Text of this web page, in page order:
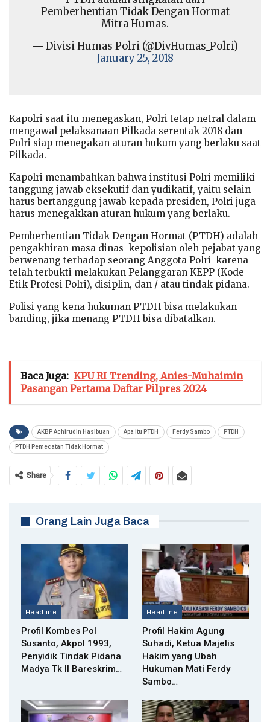
Pemberhentian Tidak Dengan Hormat
Mitra Humas.
— Divisi Humas Polri (@DivHumas_Polri)
January 25, 2018
Kapolri saat itu menegaskan, Polri tetap netral dalam
mengawal pelaksanaan Pilkada serentak 2018 dan
Polri siap menegakan aturan hukum yang berlaku saat
Pilkada.
Kapolri menambahkan bahwa institusi Polri memiliki
tanggung jawab eksekutif dan yudikatif, yaitu selain
harus bertanggung jawab kepada presiden, Polri juga
harus menegakkan aturan hukum yang berlaku.
Pemberhentian Tidak Dengan Hormat (PTDH) adalah
pengakhiran masa dinas kepolisian oleh pejabat yang
berwenang terhadap seorang Anggota Polri karena
telah terbukti melakukan Pelanggaran KEPP (Kode
Etik Profesi Polri), disiplin, dan / atau tindak pidana.
Polisi yang kena hukuman PTDH bisa melakukan
banding, jika menang PTDH bisa dibatalkan.
Baca Juga: KPU RI Trending, Anies-Muhaimin
Pasangan Pertama Daftar Pilpres 2024
AKBP Achirudin Hasibuan Apa Itu PTDH Ferdy Sambo PTDH
PTDH Pemecatan Tidak Hormat
Share
Orang Lain Juga Baca
Headline
Profil Kombes Pol
Susanto, Akpol 1993,
Penyidik Tindak Pidana
Madya Tk II Bareskrim…
Headline
Profil Hakim Agung
Suhadi, Ketua Majelis
Hakim yang Ubah
Hukuman Mati Ferdy
Sambo…